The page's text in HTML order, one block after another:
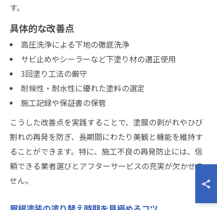
す。
具体的な改善点
高圧洗浄による下地の徹底洗浄
サビ止めやシーラーなど下塗り材の適正使用
3回塗り工法の厳守
耐候性・耐水性に優れた塗料の選定
施工記録や保証書の保管
こうした改善点を実践することで、塗膜の剥がれやひび
割れの再発を防ぎ、長期間にわたり美観と機能を維持す
ることができます。特に、施工不良の再発防止には、信
頼できる業者選びとアフターサービスの充実が欠かせま
せん。